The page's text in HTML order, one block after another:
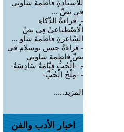
للْأستاذةِ فاطمة شاوتي
في نصِّ ...
- -قراءةٌ الذّكاءِ
الْاصْطناعيِّ فِي نصِّ
الشّاعرةِ فاطمةَ شاو ...
- قراءةُ حسن بوسلام في
نصِّ فاطمة شاوتي
- ِ -الْحُبُّ قِيَّامَةٌ سَادِسَةٌ-
- -مِلْحُ الْحُبِّ-
المزيد.....
اخبار الأدب والفن